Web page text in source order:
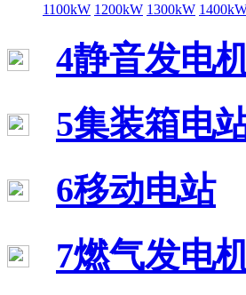
1100kW 1200kW 1300kW
4静音发电
5集装箱电
6移动电站
7燃气发电